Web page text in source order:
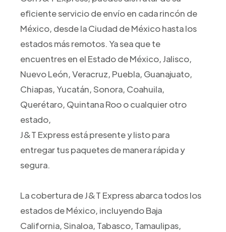
eficiente servicio de envío en cada rincón de
México, desde la Ciudad de México hasta los
estados más remotos. Ya sea que te
encuentres en el Estado de México, Jalisco,
Nuevo León, Veracruz, Puebla, Guanajuato,
Chiapas, Yucatán, Sonora, Coahuila,
Querétaro, Quintana Roo o cualquier otro
estado,
J&T Express está presente y listo para
entregar tus paquetes de manera rápida y
segura.
La cobertura de J&T Express abarca todos los
estados de México, incluyendo Baja
California, Sinaloa, Tabasco, Tamaulipas,